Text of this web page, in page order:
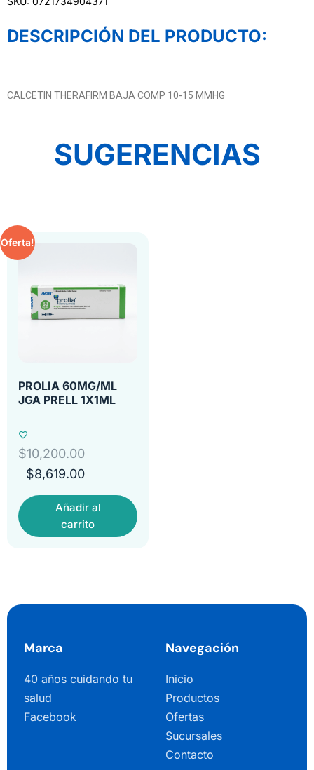
DESCRIPCIÓN DEL PRODUCTO:
CALCETIN THERAFIRM BAJA COMP 10-15 MMHG
SUGERENCIAS
Oferta!
PROLIA 60MG/ML
JGA PRELL 1X1ML
$10,200.00
$8,619.00
Añadir al
carrito
Marca
40 años cuidando tu
salud
Facebook
Navegación
Inicio
Productos
Ofertas
Sucursales
Contacto